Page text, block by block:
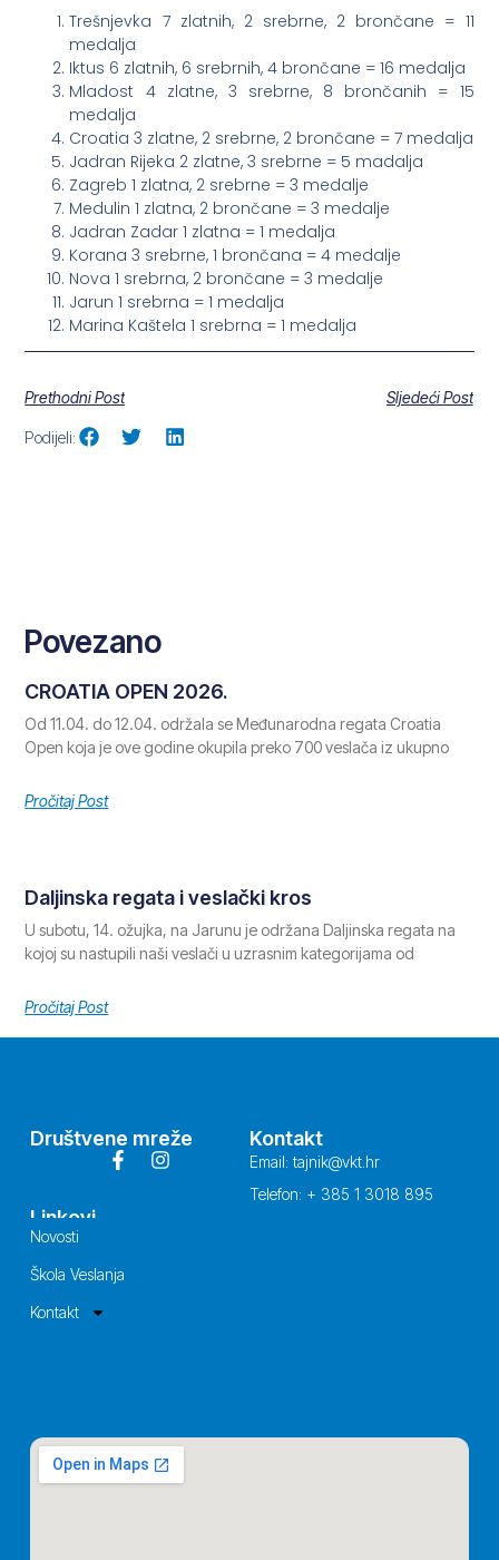
Trešnjevka 7 zlatnih, 2 srebrne, 2 brončane = 11
medalja
Iktus 6 zlatnih, 6 srebrnih, 4 brončane = 16 medalja
Mladost 4 zlatne, 3 srebrne, 8 brončanih = 15
medalja
Croatia 3 zlatne, 2 srebrne, 2 brončane = 7 medalja
Jadran Rijeka 2 zlatne, 3 srebrne = 5 madalja
Zagreb 1 zlatna, 2 srebrne = 3 medalje
Medulin 1 zlatna, 2 brončane = 3 medalje
Jadran Zadar 1 zlatna = 1 medalja
Korana 3 srebrne, 1 brončana = 4 medalje
Nova 1 srebrna, 2 brončane = 3 medalje
Jarun 1 srebrna = 1 medalja
Marina Kaštela 1 srebrna = 1 medalja
Prethodni Post Sljedeći Post
Podijeli:
Povezano
CROATIA OPEN 2026.
Od 11.04. do 12.04. održala se Međunarodna regata Croatia
Open koja je ove godine okupila preko 700 veslača iz ukupno
Pročitaj Post
Daljinska regata i veslački kros
U subotu, 14. ožujka, na Jarunu je održana Daljinska regata na
kojoj su nastupili naši veslači u uzrasnim kategorijama od
Pročitaj Post
Društvene mreže Kontakt
Email: tajnik@vkt.hr
Telefon: + 385 1 3018 895
Linkovi
Novosti
Škola Veslanja
Kontakt